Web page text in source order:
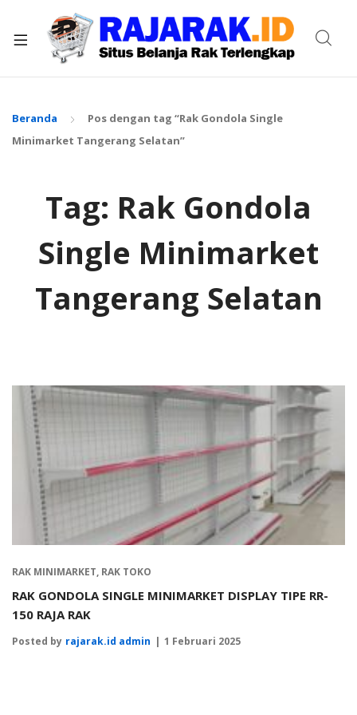
Beranda
Pos dengan tag “Rak Gondola Single
Minimarket Tangerang Selatan”
Tag: Rak Gondola
Single Minimarket
Tangerang Selatan
RAK MINIMARKET, RAK TOKO
RAK GONDOLA SINGLE MINIMARKET DISPLAY TIPE RR-
150 RAJA RAK
Posted by rajarak.id admin 1 Februari 2025